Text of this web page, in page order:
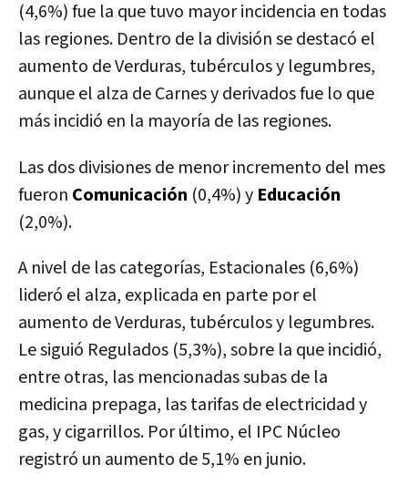
(4,6%) fue la que tuvo mayor incidencia en todas
las regiones. Dentro de la división se destacó el
aumento de Verduras, tubérculos y legumbres,
aunque el alza de Carnes y derivados fue lo que
más incidió en la mayoría de las regiones.
Las dos divisiones de menor incremento del mes
fueron Comunicación (0,4%) y Educación
(2,0%).
A nivel de las categorías, Estacionales (6,6%)
lideró el alza, explicada en parte por el
aumento de Verduras, tubérculos y legumbres.
Le siguió Regulados (5,3%), sobre la que incidió,
entre otras, las mencionadas subas de la
medicina prepaga, las tarifas de electricidad y
gas, y cigarrillos. Por último, el IPC Núcleo
registró un aumento de 5,1% en junio.